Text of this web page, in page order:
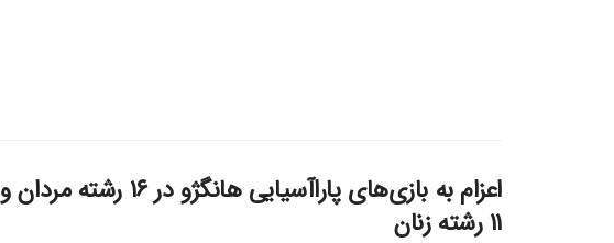
اعزام به بازی‌های پاراآسیایی هانگژو در ۱۶ رشته مردان و
۱۱ رشته زنان